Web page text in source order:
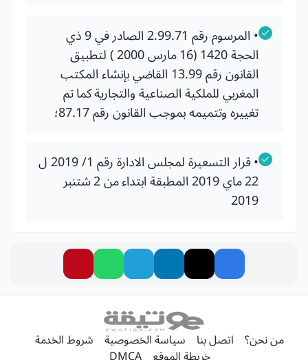
• المرسوم رقم 2.99.71 الصادر في 9 ذي
الحجة 1420 (16 مارس 2000 ) لتطبيق
القانون رقم 13.99 القاضي بإنشاء المكتب
المغربي للملكية الصناعية والتجارية كما تم
تغييره وتتميمه بموجب القانون رقم 87.17؛
• قرار التسعيرة لمجلس الادارة رقم 1/ 2019 ل
22 ماي 2019 المطبقة ابتداء من 2 شتنبر
2019
من نحن؟ اتصل بنا سياسة الخصوصية شروط الخدمة